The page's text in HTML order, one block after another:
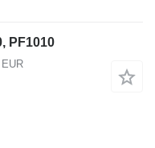
PF1010